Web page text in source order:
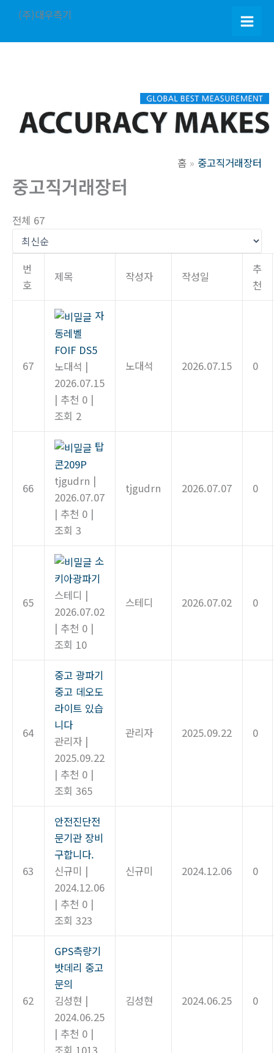
츠
(주)대우측기
Main
홈 중고직거래장터
중고직거래장터
전체 67
번
호
제목 작성자 작성일
추
천
67
자
동레벨
FOIF DS5
노대석 |
2026.07.15
| 추천 0 |
조회 2
노대석 2026.07.15 0
66
탑
콘209P
tjgudrn |
2026.07.07
| 추천 0 |
조회 3
tjgudrn 2026.07.07 0
65
소
키아광파기
스테디 |
2026.07.02
| 추천 0 |
조회 10
스테디 2026.07.02 0
64
중고 광파기
중고 데오도
라이트 있습
니다
관리자 |
2025.09.22
| 추천 0 |
조회 365
관리자 2025.09.22 0
63
안전진단전
문기관 장비
구합니다.
신규미 |
2024.12.06
| 추천 0 |
조회 323
신규미 2024.12.06 0
62
GPS측량기
밧데리 중고
문의
김성현 |
2024.06.25
| 추천 0 |
조회 1013
김성현 2024.06.25 0